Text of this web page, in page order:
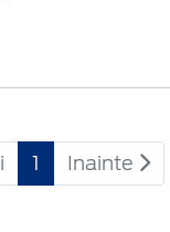
1 Inainte